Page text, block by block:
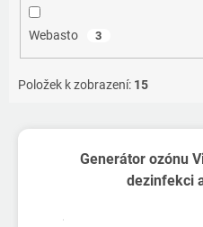
Webasto 3
Položek k zobrazení: 15
Generátor ozónu
dezinfekci